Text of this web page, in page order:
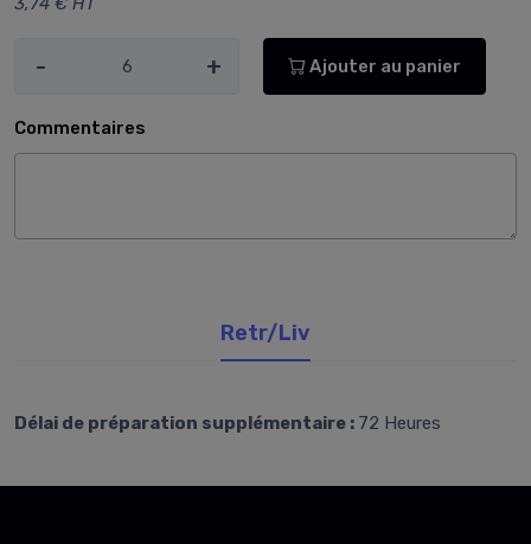
- + Ajouter au panier
Commentaires
Retr/Liv
Délai de préparation supplémentaire : 72 Heures